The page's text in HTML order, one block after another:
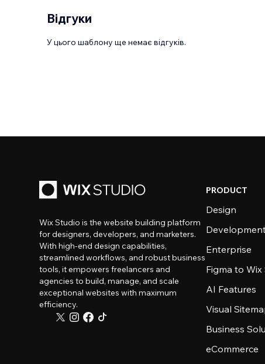
Відгуки
У цього шаблону ще немає відгуків.
Wix Studio is the website building platform
for designers, developers, and marketers.
With high-end design capabilities,
streamlined workflows, and robust business
tools, it empowers freelancers and
agencies to build, manage, and scale
exceptional websites with maximum
efficiency.
PRODUCT
Design
Enterprise
Figma to Wix
AI Features
Visual
Business
eCommerce